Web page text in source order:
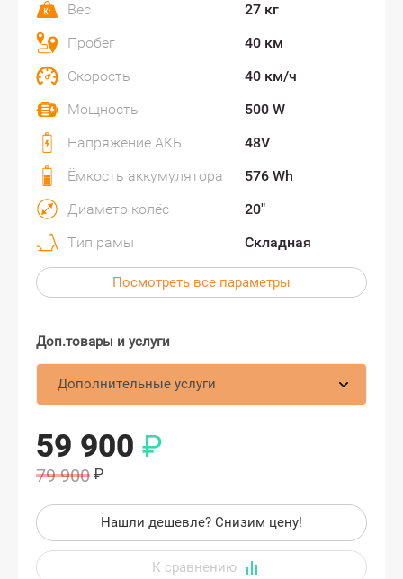
Вес
27 кг
Пробег
40 км
Скорость
40 км/ч
Мощность
500 W
Напряжение АКБ
48V
Ёмкость аккумулятора
576 Wh
Диаметр колёс
20"
Тип рамы
Складная
Посмотреть все параметры
Дополнительные услуги
59 900 ₽
79 900 ₽
Нашли дешевле? Снизим цену!